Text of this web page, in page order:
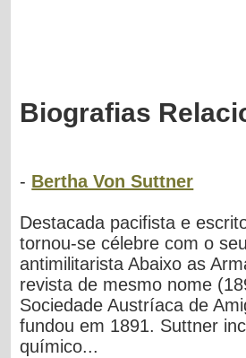
Biografias
- Bertha Von Suttner
Destacada pacifista e
tornou-se célebre com o
antimilitarista Abaixo as
revista de mesmo nome
Sociedade Austríaca de
fundou em 1891. Suttner
químico...